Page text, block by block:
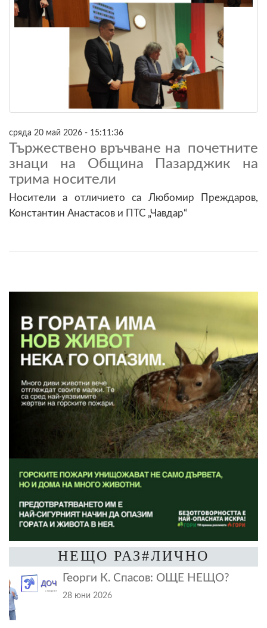
сряда 20 май 2026 - 15:11:36
Тържествено връчване на почетните
знаци на Община Пазарджик на
трима носители
Носители а отличието са Любомир Преждаров,
Константин Анастасов и ПТС „Чавдар“
НЕЩО РАЗ#ЛИЧНО
Георги К. Спасов: ОЩЕ НЕЩО?
28 юни 2026